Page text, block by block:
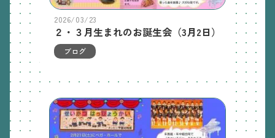
2026/03/23
２・３月生まれのお誕生会（3月2日）
ブログ